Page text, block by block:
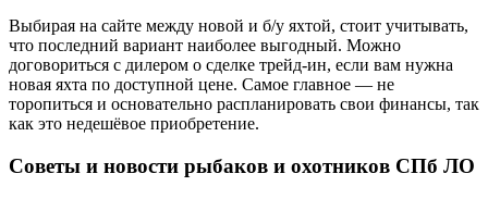
Выбирая на сайте между новой и б/у яхтой, стоит учитывать,
что последний вариант наиболее выгодный. Можно
договориться с дилером о сделке трейд-ин, если вам нужна
новая яхта по доступной цене. Самое главное — не
торопиться и основательно распланировать свои финансы, так
как это недешёвое приобретение.
Советы и новости рыбаков и охотников СПб ЛО